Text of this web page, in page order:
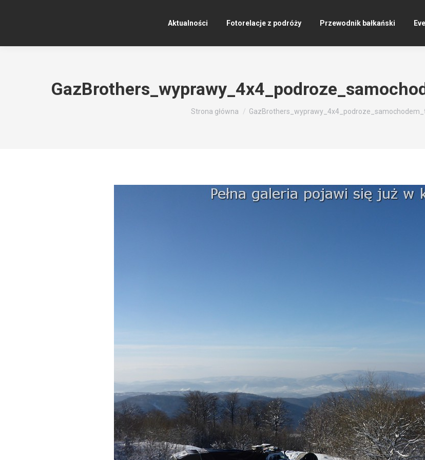
Aktualności Fotorelacje z podróży Przewodnik bałkański
Jesteś tutaj:
Strona główna